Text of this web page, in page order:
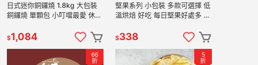
日式迷你銅鑼燒 1.8kg 大包裝
銅鑼燒 單顆包 小叮噹最愛 休閒
$1,084
堅果系列 小包裝 多款可選擇 低
溫烘焙 好吃 每日堅果好處多 堅
$338
66
折
5
折